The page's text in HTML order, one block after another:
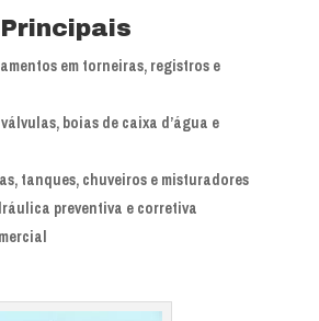
em torneiras, registros e
boias de caixa d’água e
tanques, chuveiros e misturadores
preventiva e corretiva